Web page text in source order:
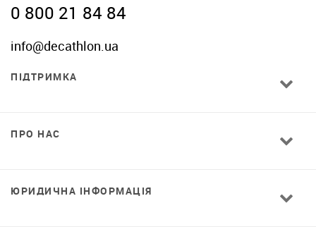
0 800 21 84 84
info@decathlon.ua
ПІДТРИМКА
ПРО НАС
ЮРИДИЧНА ІНФОРМАЦІЯ